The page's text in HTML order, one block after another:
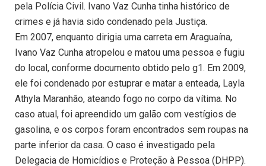
pela Polícia Civil. Ivano Vaz Cunha tinha histórico de
crimes e já havia sido condenado pela Justiça.
Em 2007, enquanto dirigia uma carreta em Araguaína,
Ivano Vaz Cunha atropelou e matou uma pessoa e fugiu
do local, conforme documento obtido pelo g1. Em 2009,
ele foi condenado por estuprar e matar a enteada, Layla
Athyla Maranhão, ateando fogo no corpo da vítima. No
caso atual, foi apreendido um galão com vestígios de
gasolina, e os corpos foram encontrados sem roupas na
parte inferior da casa. O caso é investigado pela
Delegacia de Homicídios e Proteção à Pessoa (DHPP).